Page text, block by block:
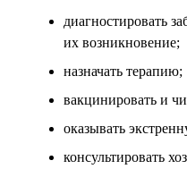
диагностировать
их возникновение;
назначать терапию;
вакцинировать и
оказывать
консультировать